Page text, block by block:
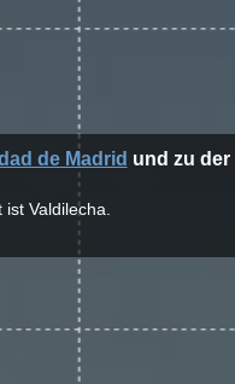
de Madrid und zu
Valdilecha.